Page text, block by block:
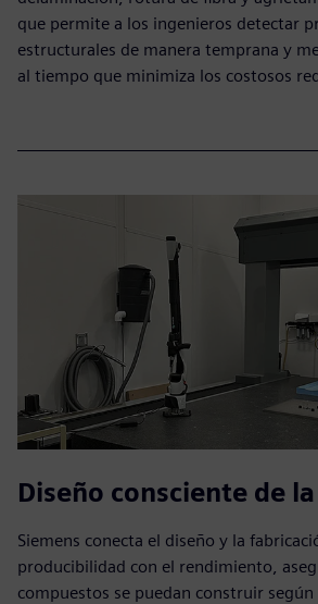
que permite a los ingenieros detectar
estructurales de manera temprana y
al tiempo que minimiza los costosos
Diseño consciente de
Siemens conecta el diseño y la
producibilidad con el rendimiento,
compuestos se puedan construir